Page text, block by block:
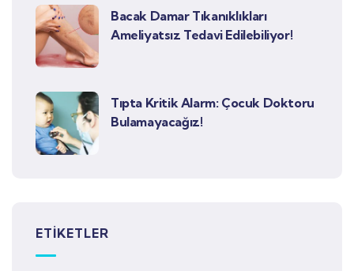
Bacak Damar Tıkanıklıkları
Ameliyatsız Tedavi Edilebiliyor!
Tıpta Kritik Alarm: Çocuk Doktoru
Bulamayacağız!
ETİKETLER